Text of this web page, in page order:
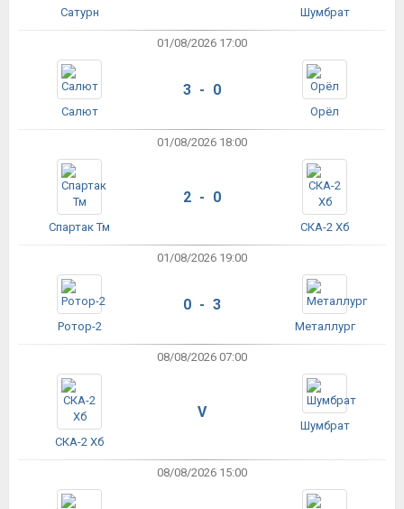
Сатурн Шумбрат
01/08/2026 17:00
Салют
3 - 0
Орёл
01/08/2026 18:00
Спартак Тм
2 - 0
СКА-2 Хб
01/08/2026 19:00
Ротор-2
0 - 3
Металлург
08/08/2026 07:00
СКА-2 Хб
V
Шумбрат
08/08/2026 15:00